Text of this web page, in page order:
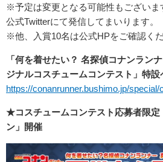
※予定は変更となる可能性もございま
公式Twitterにて発信してまいります。
※他、入賞10名は公式HPをご確認くだ
「何を着せたい？ 名探偵コナンラン
ジナルコスチュームコンテスト」特設
https://conanrunner.bushimo.jp/
★コスチュームコンテスト応募者限定
ン」開催